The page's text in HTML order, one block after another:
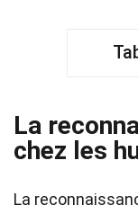
La
chez les
La